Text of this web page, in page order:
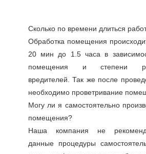
Сколько по времени длиться
Обработка помещения
20 мин до 1.5 часа в
помещения и степени
вредителей. Так же после
необходимо проветривание
Могу ли я самостоятельно
помещения?
Наша компания не
данные процедуры